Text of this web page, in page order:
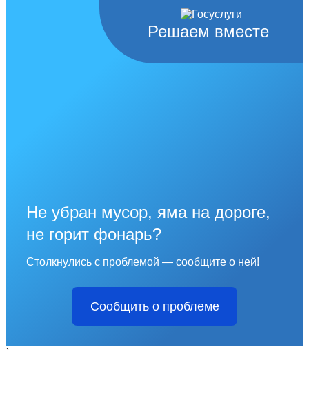
Решаем вместе
Не убран мусор, яма на дороге,
не горит фонарь?
Столкнулись с проблемой — сообщите о ней!
Сообщить о проблеме
`